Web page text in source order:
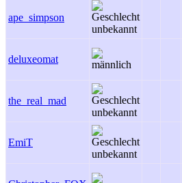
ape_simpson
deluxeomat
the_real_mad
EmiT